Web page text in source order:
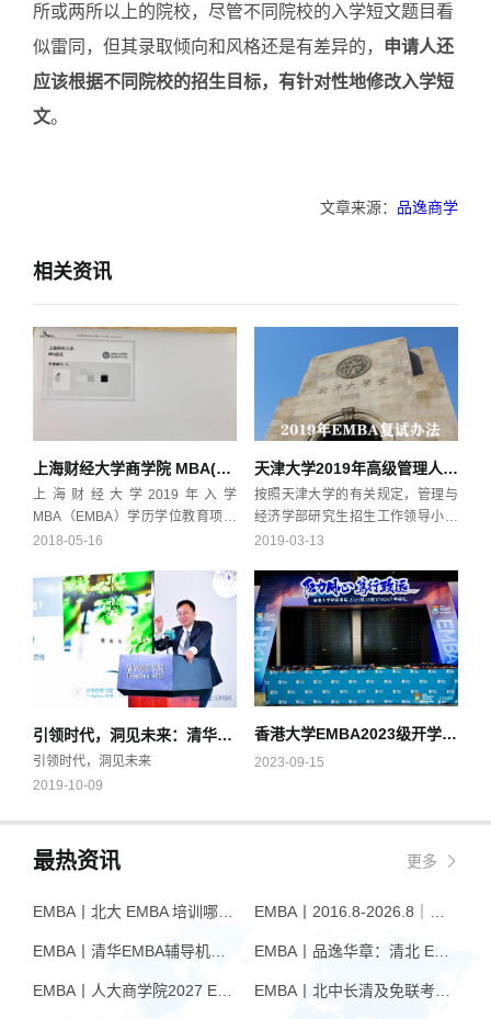
所或两所以上的院校，尽管不同院校的入学短文题目看
似雷同，但其录取倾向和风格还是有差异的， 申请人还
应该根据不同院校的招生目标，有针对性地修改入学短
文。
文章来源： 品逸商学
相关资讯
上海财经大学商学院 MBA(EMBA)第一批预面试通知丨2019年入学
上海财经大学2019年入学
MBA（EMBA）学历学位教育项目
第一批预面试将于2018年5月19、
369号上海财经大学商学院进行。
请考生登录“2019年MBA预面试报
名系统——申请进度——预面试资
格”查看预面试资格和具体面试时
间，带好相关材料和文具用品，准
时前来参加预面试，预面试当天请
往。
2018-05-16
天津大学2019年高级管理人员工商管理硕士（EMBA）复试办法
按照天津大学的有关规定，管理与
经济学部研究生招生工作领导小组
负责天津大学2019年高级管理人员
考生复试办法的制定与实施。本办
法经天津大学管理与经济学部研究
生招生工作领导小组通过并报经天
津大学研究生院备案后实施。
2019-03-13
引领时代，洞见未来：清华经管EMBA课程体系升级发布
引领时代，洞见未来
2019-10-09
香港大学EMBA2023级开学典礼
2023-09-15
最热资讯 更多
EMBA丨品逸华章：清北 EMBA 辅导的学院派实力全景
EMBA丨北中长清及免联考EMBA项目申请时间汇总（7月篇）